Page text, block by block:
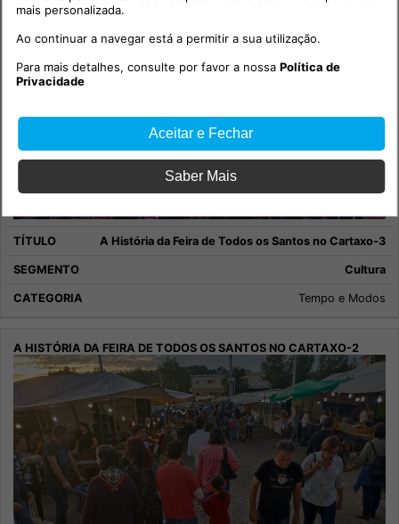
A História da Feira de Todos os Santos no Cartaxo-3
Cultura
Tempo e Modos
mais personalizada.
Ao continuar a navegar está a permitir a sua utilização.
Para mais detalhes, consulte por favor a nossaPolítica de
Privacidade
Aceitar e Fechar
Saber Mais